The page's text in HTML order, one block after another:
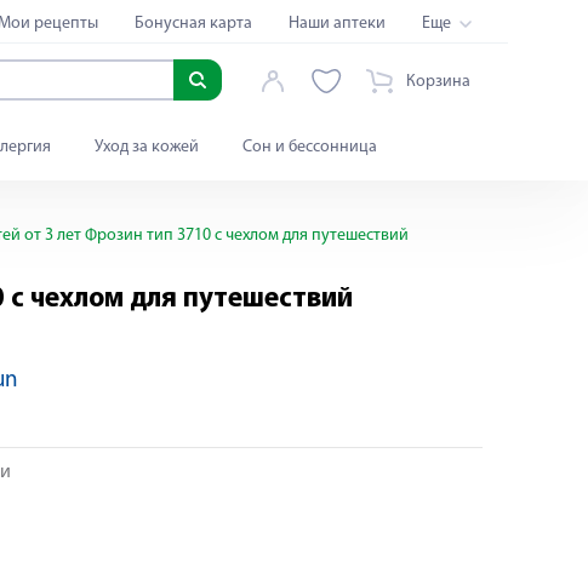
рецепты Бонусная карта Наши аптеки Еще
Корзина
Уход за кожей Сон и бессонница
от 3 лет Фрозин тип 3710 с чехлом для путешествий
чехлом для путешествий